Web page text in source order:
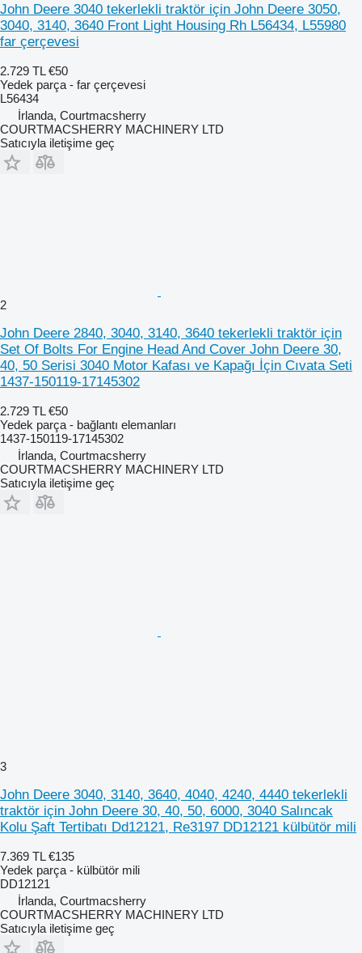
John Deere 3040 tekerlekli traktör için John Deere 3050,
3040, 3140, 3640 Front Light Housing Rh L56434, L55980
far çerçevesi
2.729 TL €50
Yedek parça - far çerçevesi
L56434
İrlanda, Courtmacsherry
COURTMACSHERRY MACHINERY LTD
Satıcıyla iletişime geç
2
John Deere 2840, 3040, 3140, 3640 tekerlekli traktör için
Set Of Bolts For Engine Head And Cover John Deere 30,
40, 50 Serisi 3040 Motor Kafası ve Kapağı İçin Cıvata Seti
1437-150119-17145302
2.729 TL €50
Yedek parça - bağlantı elemanları
1437-150119-17145302
İrlanda, Courtmacsherry
COURTMACSHERRY MACHINERY LTD
Satıcıyla iletişime geç
3
John Deere 3040, 3140, 3640, 4040, 4240, 4440 tekerlekli
traktör için John Deere 30, 40, 50, 6000, 3040 Salıncak
Kolu Şaft Tertibatı Dd12121, Re3197 DD12121 külbütör mili
7.369 TL €135
Yedek parça - külbütör mili
DD12121
İrlanda, Courtmacsherry
COURTMACSHERRY MACHINERY LTD
Satıcıyla iletişime geç